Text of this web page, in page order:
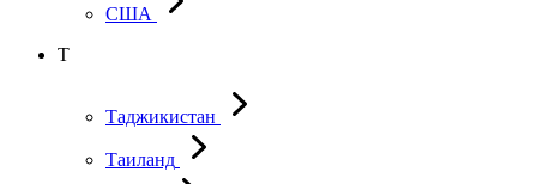
США
Т
Таджикистан
Таиланд